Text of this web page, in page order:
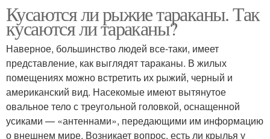
Кусаются ли рыжие тараканы. Так
кусаются ли тараканы?
Наверное, большинство людей все-таки, имеет
представление, как выглядят тараканы. В жилых
помещениях можно встретить их рыжий, черный и
американский вид. Насекомые имеют вытянутое
овальное тело с треугольной головкой, оснащенной
усиками — «антеннами», передающими им информацию
о внешнем мире. Возникает вопрос, есть ли крылья у